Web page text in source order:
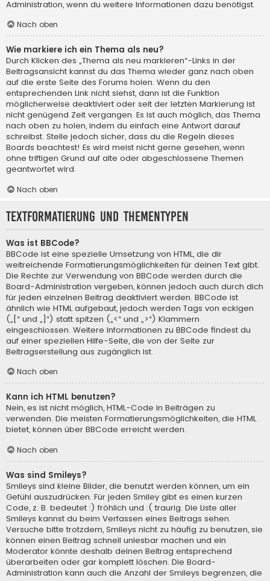
Administration, wenn du weitere Informationen dazu benötigst.
Nach oben
Wie markiere ich ein Thema als neu?
Durch Klicken des „Thema als neu markieren“-Links in der
Beitragsansicht kannst du das Thema wieder ganz nach oben
auf die erste Seite des Forums holen. Wenn du den
entsprechenden Link nicht siehst, dann ist die Funktion
möglicherweise deaktiviert oder seit der letzten Markierung ist
nicht genügend Zeit vergangen. Es ist auch möglich, das Thema
nach oben zu holen, indem du einfach eine Antwort darauf
schreibst. Stelle jedoch sicher, dass du die Regeln dieses
Boards beachtest! Es wird meist nicht gerne gesehen, wenn
ohne triftigen Grund auf alte oder abgeschlossene Themen
geantwortet wird.
Nach oben
Textformatierung und Thementypen
Was ist BBCode?
BBCode ist eine spezielle Umsetzung von HTML, die dir
weitreichende Formatierungsmöglichkeiten für deinen Text gibt.
Die Rechte zur Verwendung von BBCode werden durch die
Board-Administration vergeben, können jedoch auch durch dich
für jeden einzelnen Beitrag deaktiviert werden. BBCode ist
ähnlich wie HTML aufgebaut, jedoch werden Tags von eckigen
(„[“ und „]“) statt spitzen („<“ und „>“) Klammern
eingeschlossen. Weitere Informationen zu BBCode findest du
auf einer speziellen Hilfe-Seite, die von der Seite zur
Beitragserstellung aus zugänglich ist.
Nach oben
Kann ich HTML benutzen?
Nein, es ist nicht möglich, HTML-Code in Beiträgen zu
verwenden. Die meisten Formatierungsmöglichkeiten, die HTML
bietet, können über BBCode erreicht werden.
Nach oben
Was sind Smileys?
Smileys sind kleine Bilder, die benutzt werden können, um ein
Gefühl auszudrücken. Für jeden Smiley gibt es einen kurzen
Code, z. B. bedeutet :) fröhlich und :( traurig. Die Liste aller
Smileys kannst du beim Verfassen eines Beitrags sehen.
Versuche bitte trotzdem, Smileys nicht zu häufig zu benutzen, sie
können einen Beitrag schnell unlesbar machen und ein
Moderator könnte deshalb deinen Beitrag entsprechend
überarbeiten oder gar komplett löschen. Die Board-
Administration kann auch die Anzahl der Smileys begrenzen, die